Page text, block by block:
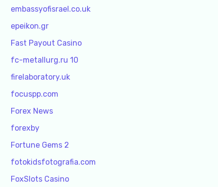
embassyofisrael.co.uk
epeikon.gr
Fast Payout Casino
fc-metallurg.ru 10
firelaboratory.uk
focuspp.com
Forex News
forexby
Fortune Gems 2
fotokidsfotografia.com
FoxSlots Casino